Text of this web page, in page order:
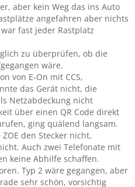
aber kein Weg das ins Auto
angefahren aber nichts
fast jeder Rastplatz
zu überprüfen, ob die
wäre.
von E-On mit CCS,
das Gerät nicht, die
Netzabdeckung nicht
über einen QR Code direkt
ging quälend langsam.
den Stecker nicht,
Auch zwei Telefonate mit
keine Abhilfe schaffen.
Typ 2 wäre gegangen, aber
sehr schön, vorsichtig